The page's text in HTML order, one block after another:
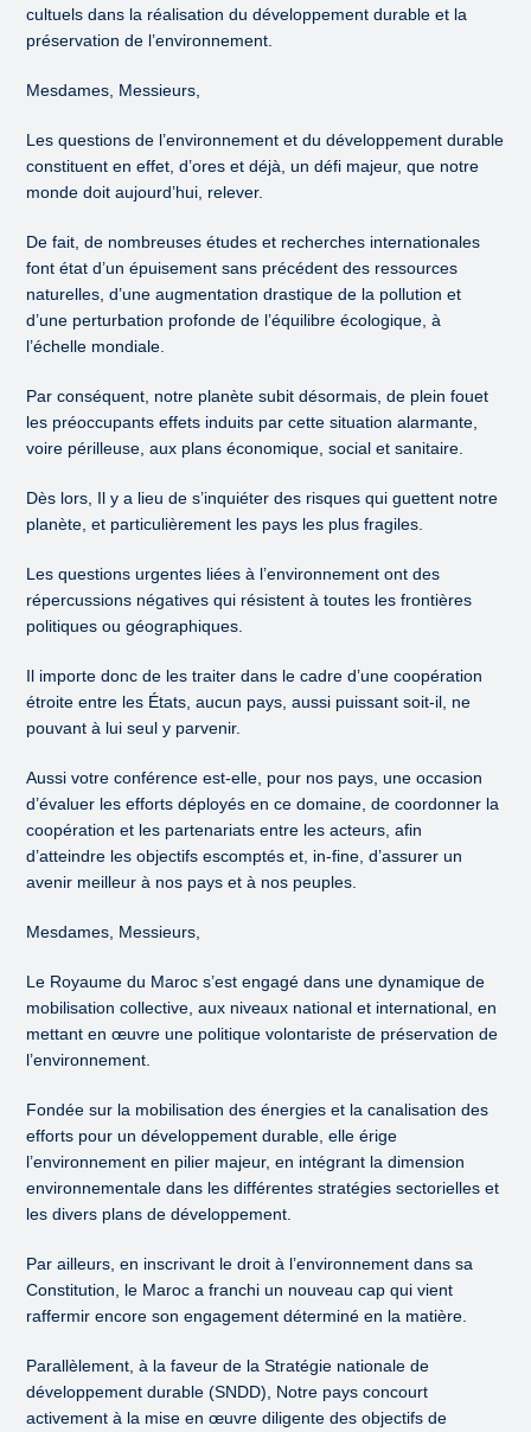
cultuels dans la réalisation du développement durable et la
préservation de l’environnement.
Mesdames, Messieurs,
Les questions de l’environnement et du développement durable
constituent en effet, d’ores et déjà, un défi majeur, que notre
monde doit aujourd’hui, relever.
De fait, de nombreuses études et recherches internationales
font état d’un épuisement sans précédent des ressources
naturelles, d’une augmentation drastique de la pollution et
d’une perturbation profonde de l’équilibre écologique, à
l’échelle mondiale.
Par conséquent, notre planète subit désormais, de plein fouet
les préoccupants effets induits par cette situation alarmante,
voire périlleuse, aux plans économique, social et sanitaire.
Dès lors, Il y a lieu de s’inquiéter des risques qui guettent notre
planète, et particulièrement les pays les plus fragiles.
Les questions urgentes liées à l’environnement ont des
répercussions négatives qui résistent à toutes les frontières
politiques ou géographiques.
Il importe donc de les traiter dans le cadre d’une coopération
étroite entre les États, aucun pays, aussi puissant soit-il, ne
pouvant à lui seul y parvenir.
Aussi votre conférence est-elle, pour nos pays, une occasion
d’évaluer les efforts déployés en ce domaine, de coordonner la
coopération et les partenariats entre les acteurs, afin
d’atteindre les objectifs escomptés et, in-fine, d’assurer un
avenir meilleur à nos pays et à nos peuples.
Mesdames, Messieurs,
Le Royaume du Maroc s’est engagé dans une dynamique de
mobilisation collective, aux niveaux national et international, en
mettant en œuvre une politique volontariste de préservation de
l’environnement.
Fondée sur la mobilisation des énergies et la canalisation des
efforts pour un développement durable, elle érige
l’environnement en pilier majeur, en intégrant la dimension
environnementale dans les différentes stratégies sectorielles et
les divers plans de développement.
Par ailleurs, en inscrivant le droit à l’environnement dans sa
Constitution, le Maroc a franchi un nouveau cap qui vient
raffermir encore son engagement déterminé en la matière.
Parallèlement, à la faveur de la Stratégie nationale de
développement durable (SNDD), Notre pays concourt
activement à la mise en œuvre diligente des objectifs de